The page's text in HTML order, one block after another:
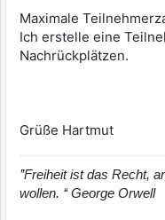
Maximale
Ich erstelle eine
Nachrückplätzen.
Grüße Hartmut
’’Freiheit ist das Recht,
wollen. ‘‘ George Orwell